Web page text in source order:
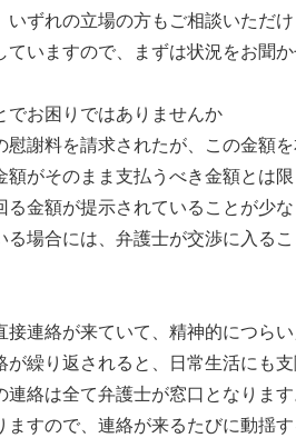
いずれの立場の方もご相談いただ
ていますので、まずは状況をお聞か
お困りではありませんか
慰謝料を請求されたが、この金額
額がそのまま支払うべき金額とは
る金額が提示されていることが少
る場合には、弁護士が交渉に入る
接連絡が来ていて、精神的につらい
が繰り返されると、日常生活にも
連絡は全て弁護士が窓口となりま
ますので、連絡が来るたびに動揺す